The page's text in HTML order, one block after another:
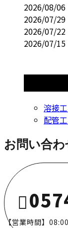
2026/08/06
2026/07/29
2026/07/22
2026/07/15
溶接
配管
お問い合わ
【営業時間】